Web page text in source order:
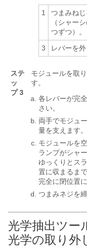
1
つまみね
（シャー
つずつ）。
3
レバーを外
ステ
ッ
プ 3
モジュールを取
す。
各レバーが完
さい。
両手でモジュ
量を支えます。
モジュールを
ランプがシャ
ゆっくりとス
置に収まるま
完全に閉位置に
つまみネジを締
光学抽出ツー
光学の取り外